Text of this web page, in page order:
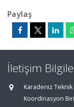
Paylaş
İletişim
Karadeniz
Koordinasyon